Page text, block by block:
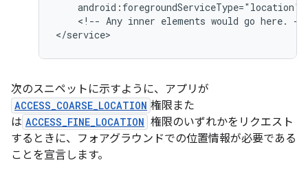
android:foregroundServiceType="location"
<!-- Any inner elements would go here.
--
次のスニペットに示すように、アプリが
ACCESS_COARSE_LOCATION 権限また
は ACCESS_FINE_LOCATION 権限のいずれかをリクエスト
するときに、フォアグラウンドでの位置情報が必要である
ことを宣言します。